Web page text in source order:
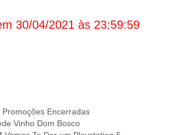
30/04/2021 às 23:59:59
Promoções Encerradas
Vinho Dom Bosco